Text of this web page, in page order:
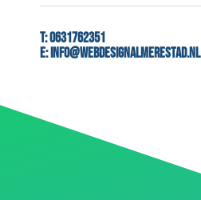
T:0631762351
E: info@webdesignalmerestad.nl